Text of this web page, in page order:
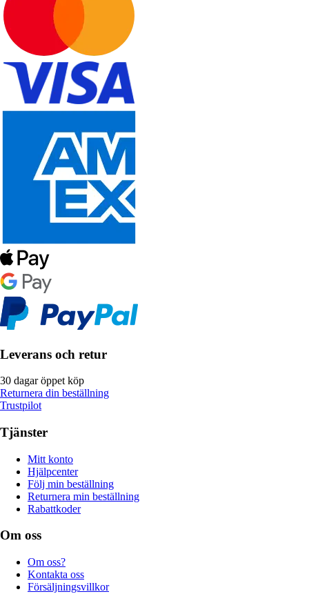
Leverans och retur
30 dagar öppet köp
Returnera din beställning
Trustpilot
Tjänster
Mitt konto
Hjälpcenter
Följ min beställning
Returnera min beställning
Rabattkoder
Om oss
Om oss?
Kontakta oss
Försäljningsvillkor